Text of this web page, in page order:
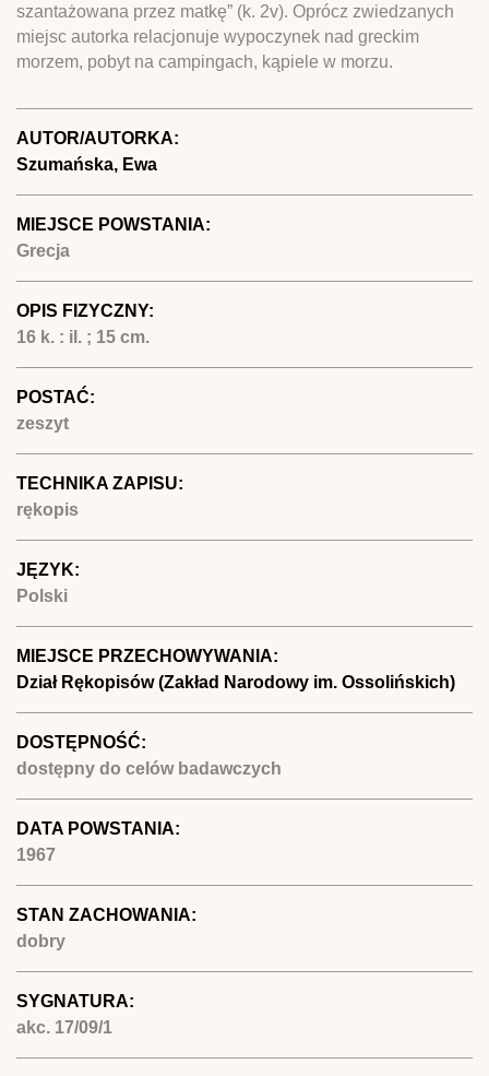
szantażowana przez matkę” (k. 2v). Oprócz zwiedzanych
miejsc autorka relacjonuje wypoczynek nad greckim
morzem, pobyt na campingach, kąpiele w morzu.
AUTOR/AUTORKA:
Szumańska, Ewa
MIEJSCE POWSTANIA:
Grecja
OPIS FIZYCZNY:
16 k. : il. ; 15 cm.
POSTAĆ:
zeszyt
TECHNIKA ZAPISU:
rękopis
JĘZYK:
Polski
MIEJSCE PRZECHOWYWANIA:
Dział Rękopisów (Zakład Narodowy im. Ossolińskich)
DOSTĘPNOŚĆ:
dostępny do celów badawczych
DATA POWSTANIA:
1967
STAN ZACHOWANIA:
dobry
SYGNATURA:
akc. 17/09/1